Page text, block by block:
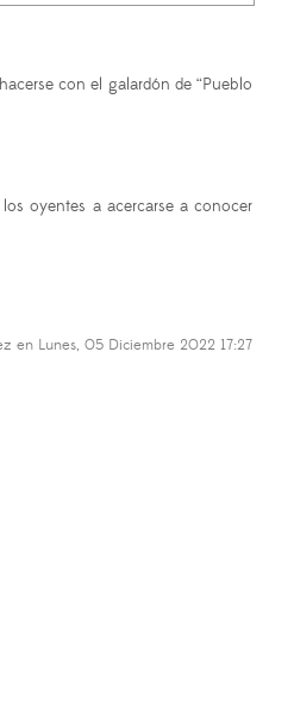
con el galardón de “Pueblo
oyentes a acercarse a conocer
en Lunes, 05 Diciembre 2022 17:27